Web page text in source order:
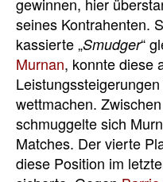
gewinnen, hier
seines Kontrahenten.
kassierte „Smudger“
Murnan, konnte diese
wettmachen.
schmuggelte sich
Matches. Der vierte
diese Position im